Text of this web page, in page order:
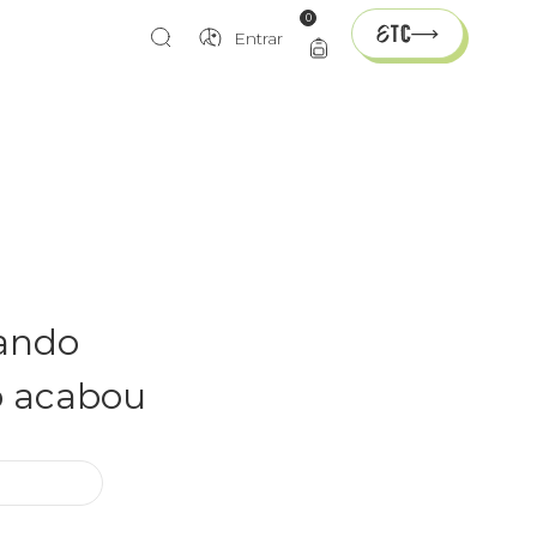
Entrar
0
acabou